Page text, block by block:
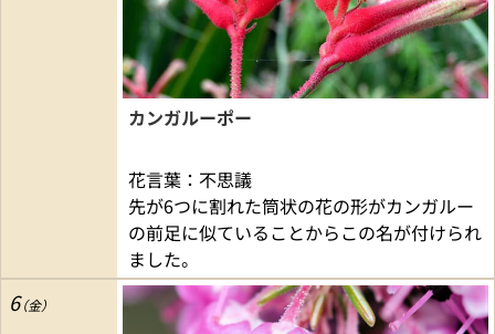
カンガルーポー
花言葉：不思議
先が6つに割れた筒状の花の形がカンガルー
の前足に似ていることからこの名が付けられ
ました。
6